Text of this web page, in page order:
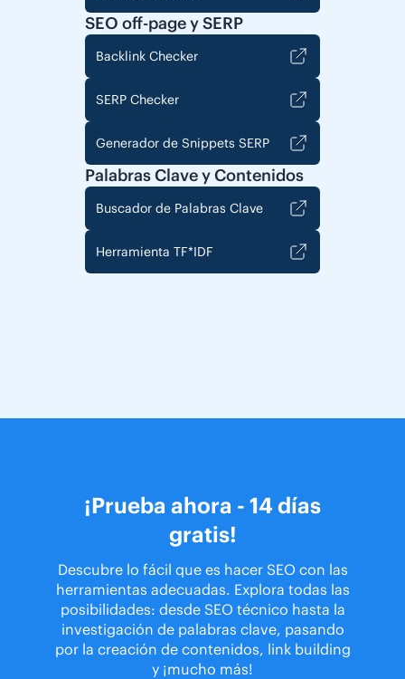
SEO off-page y SERP
Backlink Checker
SERP Checker
Generador de Snippets SERP
Palabras Clave y Contenidos
Buscador de Palabras Clave
Herramienta TF*IDF
¡Prueba ahora - 14 días
gratis!
Descubre lo fácil que es hacer SEO con las
herramientas adecuadas. Explora todas las
posibilidades: desde SEO técnico hasta la
investigación de palabras clave, pasando
por la creación de contenidos, link building
y ¡mucho más!